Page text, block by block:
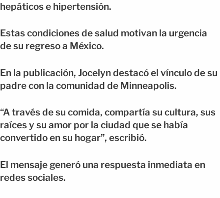
hepáticos e hipertensión.
Estas condiciones de salud motivan la urgencia
de su regreso a México.
En la publicación, Jocelyn destacó el vínculo de su
padre con la comunidad de Minneapolis.
“A través de su comida, compartía su cultura, sus
raíces y su amor por la ciudad que se había
convertido en su hogar”, escribió.
El mensaje generó una respuesta inmediata en
redes sociales.